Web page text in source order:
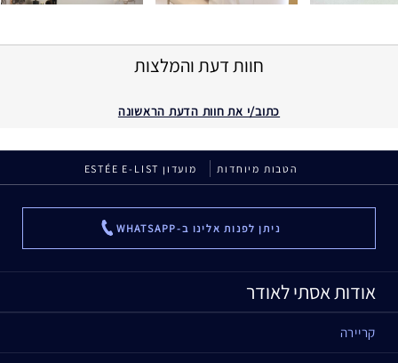
חוות דעת והמלצות
כתוב/י את חוות הדעת הראשונה
הטבות מיוחדות מועדון ESTÉE E-LIST
ניתן לפנות אלינו ב-WHATSAPP ...
אודות אסתי לאודר
קריירה